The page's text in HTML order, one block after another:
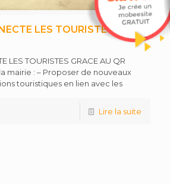
LES TOURISTES GRACE
LES TOURISTES GRACE AU QR
mairie : – Proposer de nouveaux
touristiques en lien avec les
Lire la suite